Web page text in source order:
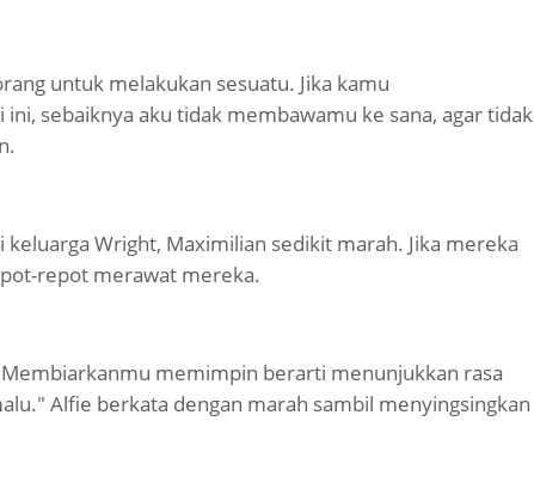
untuk melakukan sesuatu. Jika kamu
sebaiknya aku tidak membawamu ke sana, agar tidak
Wright, Maximilian sedikit marah. Jika mereka
repot merawat mereka.
memimpin berarti menunjukkan rasa
Alfie berkata dengan marah sambil menyingsingkan